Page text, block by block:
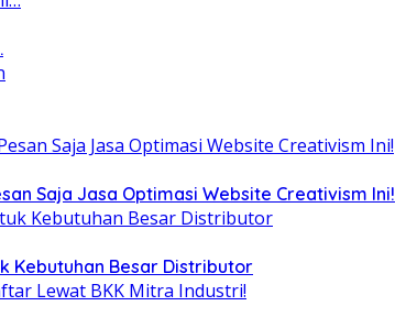
Saja Jasa Optimasi Website Creativism Ini!
Kebutuhan Besar Distributor